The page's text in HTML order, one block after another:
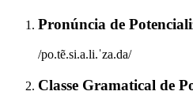
Pronúncia de
/po.tẽ.si.a.li.ˈza.da/
Classe Gramatical de